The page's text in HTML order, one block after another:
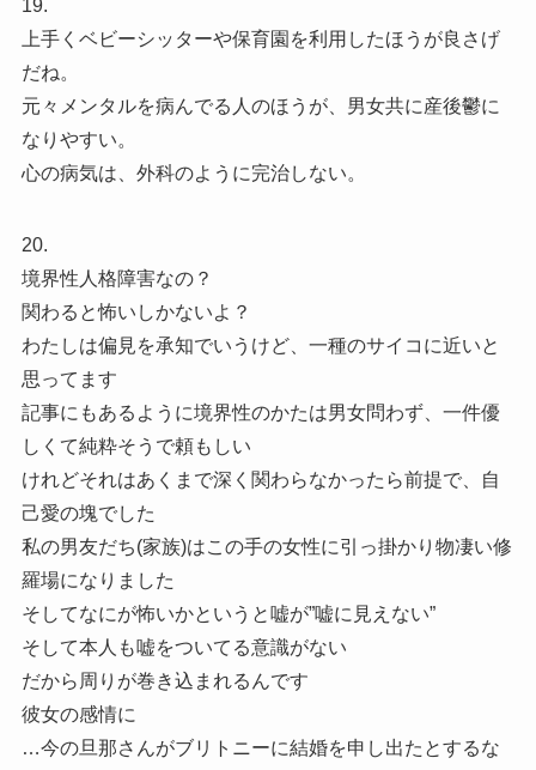
19.
上手くベビーシッターや保育園を利用したほうが良さげ
だね。
元々メンタルを病んでる人のほうが、男女共に産後鬱に
なりやすい。
心の病気は、外科のように完治しない。
20.
境界性人格障害なの？
関わると怖いしかないよ？
わたしは偏見を承知でいうけど、一種のサイコに近いと
思ってます
記事にもあるように境界性のかたは男女問わず、一件優
しくて純粋そうで頼もしい
けれどそれはあくまで深く関わらなかったら前提で、自
己愛の塊でした
私の男友だち(家族)はこの手の女性に引っ掛かり物凄い修
羅場になりました
そしてなにが怖いかというと嘘が”嘘に見えない”
そして本人も嘘をついてる意識がない
だから周りが巻き込まれるんです
彼女の感情に
…今の旦那さんがブリトニーに結婚を申し出たとするな